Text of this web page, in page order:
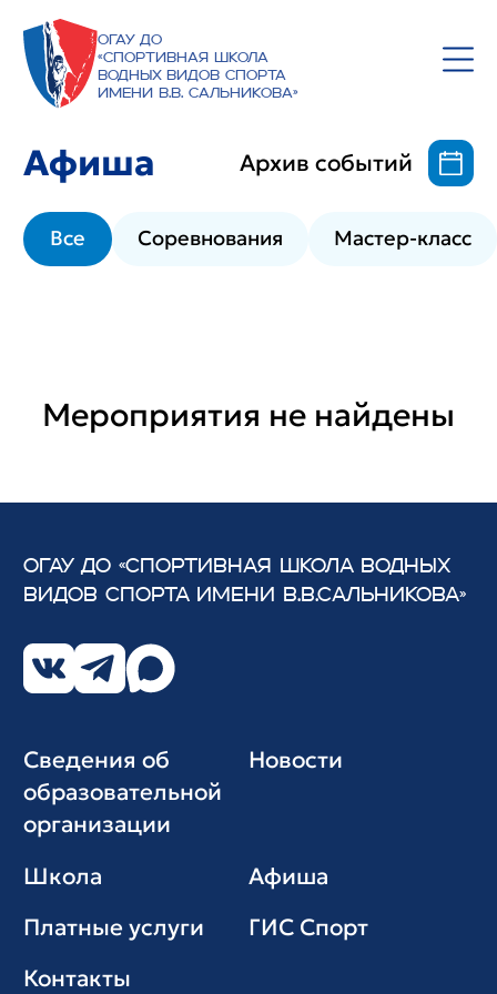
ОГАУ ДО
«Спортивная школа
водных видов спорта
имени В.В. Сальникова»
Афиша Архив событий
Все Соревнования Мастер-класс
Мероприятия не найдены
ОГАУ ДО «СПОРТИВНАЯ ШКОЛА ВОДНЫХ
ВИДОВ СПОРТА ИМЕНИ В.В.САЛЬНИКОВА»
Сведения об
образовательной
организации
Новости
Школа
Афиша
Платные услуги
ГИС Cпорт
Контакты